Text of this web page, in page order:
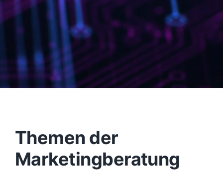
Themen der
Marketingberatung